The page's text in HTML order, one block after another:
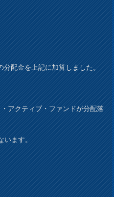
分配金を上記に加算しました。
アクティブ・ファンドが分配落
います。